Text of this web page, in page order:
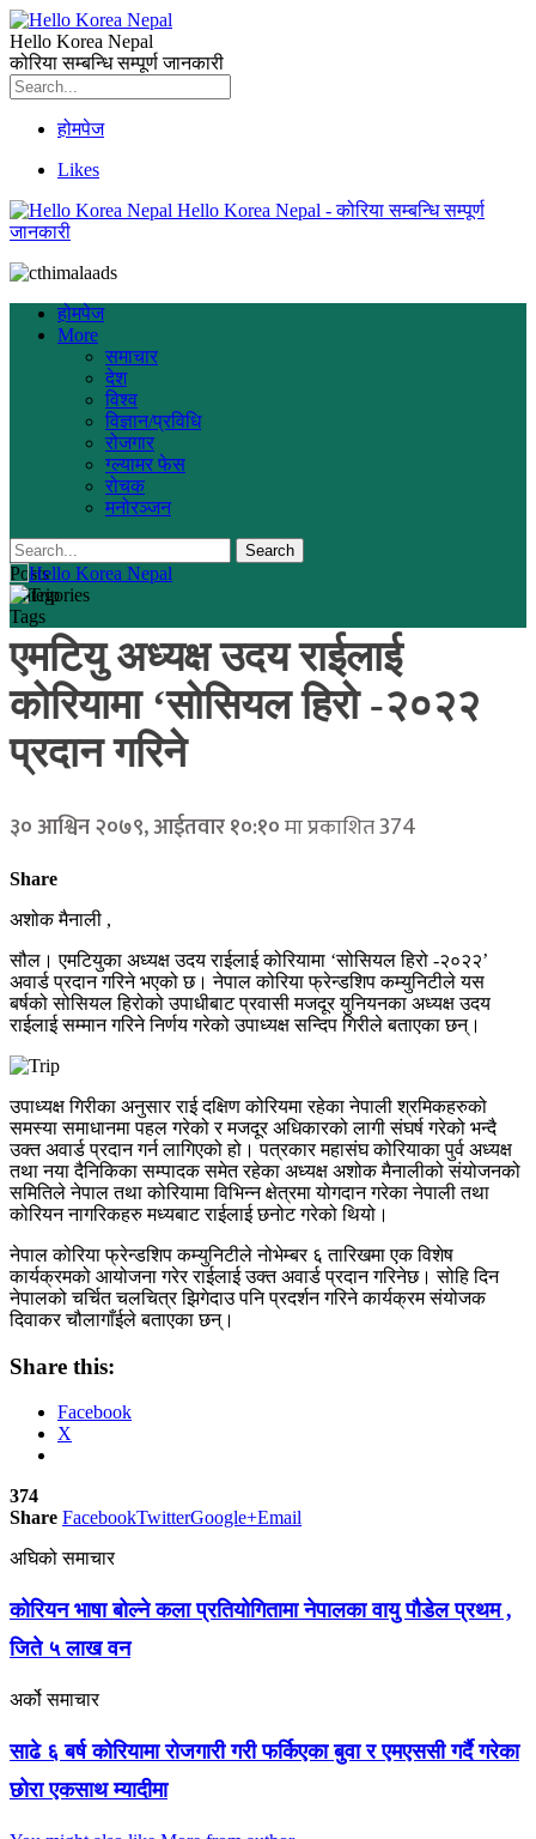
Hello Korea Nepal
कोरिया सम्बन्धि सम्पूर्ण जानकारी
होमपेज
Likes
Hello Korea Nepal - कोरिया सम्बन्धि सम्पूर्ण
जानकारी
होमपेज
More
समाचार
देश
विश्व
विज्ञान/प्रविधि
रोजगार
ग्ल्यामर फेस
रोचक
मनोरञ्जन
Posts
Categories
Tags
एमटियु अध्यक्ष उदय राईलाई
कोरियामा ‘सोसियल हिरो -२०२२
प्रदान गरिने
३० आश्विन २०७९, आईतवार १०:१०मा प्रकाशित374
Share
अशोक मैनाली ,
सौल। एमटियुका अध्यक्ष उदय राईलाई कोरियामा ‘सोसियल हिरो -२०२२’
अवार्ड प्रदान गरिने भएको छ। नेपाल कोरिया फ्रेन्डशिप कम्युनिटीले यस
बर्षको सोसियल हिरोको उपाधीबाट प्रवासी मजदूर युनियनका अध्यक्ष उदय
राईलाई सम्मान गरिने निर्णय गरेको उपाध्यक्ष सन्दिप गिरीले बताएका छन्।
उपाध्यक्ष गिरीका अनुसार राई दक्षिण कोरियमा रहेका नेपाली श्रमिकहरुको
समस्या समाधानमा पहल गरेको र मजदूर अधिकारको लागी संघर्ष गरेको भन्दै
उक्त अवार्ड प्रदान गर्न लागिएको हो। पत्रकार महासंघ कोरियाका पुर्व अध्यक्ष
तथा नया दैनिकिका सम्पादक समेत रहेका अध्यक्ष अशोक मैनालीको संयोजनको
समितिले नेपाल तथा कोरियामा विभिन्न क्षेत्रमा योगदान गरेका नेपाली तथा
कोरियन नागरिकहरु मध्यबाट राईलाई छनोट गरेको थियो।
नेपाल कोरिया फ्रेन्डशिप कम्युनिटीले नोभेम्बर ६ तारिखमा एक विशेष
कार्यक्रमको आयोजना गरेर राईलाई उक्त अवार्ड प्रदान गरिनेछ। सोहि दिन
नेपालको चर्चित चलचित्र झिगेदाउ पनि प्रदर्शन गरिने कार्यक्रम संयोजक
दिवाकर चौलागाँईले बताएका छन्।
Share this:
Facebook
X
374
Share FacebookTwitterGoogle+Email
अघिको समाचार
कोरियन भाषा बोल्ने कला प्रतियोगितामा नेपालका वायु पौडेल प्रथम ,
जिते ५ लाख वन
अर्को समाचार
साढे ६ बर्ष कोरियामा रोजगारी गरी फर्किएका बुवा र एमएससी गर्दै गरेका
छोरा एकसाथ म्यादीमा